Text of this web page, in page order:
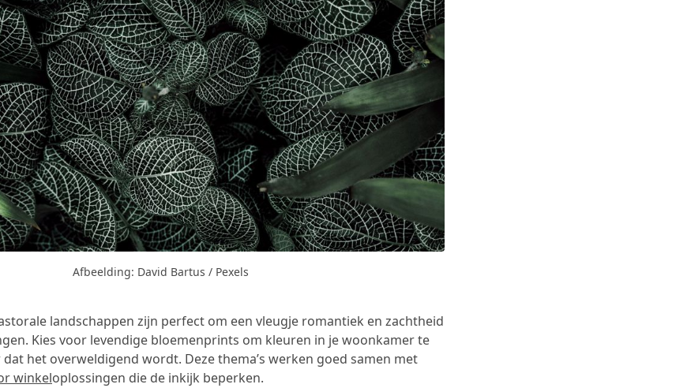
Afbeelding: David Bartus / Pexels
landschappen zijn perfect om een vleugje romantiek en zachtheid
Kies voor levendige bloemenprints om kleuren in je woonkamer te
het overweldigend wordt. Deze thema’s werken goed samen met
winkeloplossingen die de inkijk beperken.